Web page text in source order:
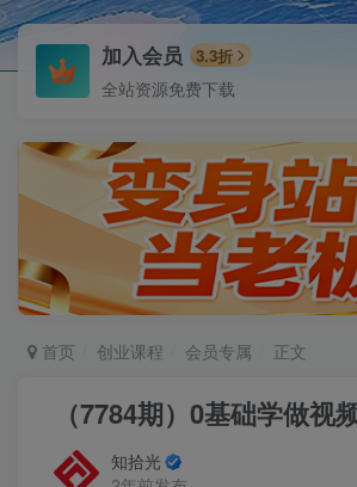
加入会员 3.3折
全站资源免费下载
首页 创业课程 会员专属 正文
（7784期）0基础学做
知拾光